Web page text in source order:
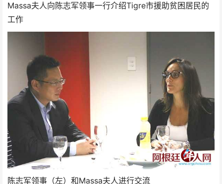
Massa夫人向陈志军领事一行介绍Tigre市援助贫困居民的
工作
陈志军领事（左）和Massa夫人进行交流